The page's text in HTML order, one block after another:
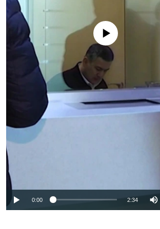
No media source currently
0:00 2:34